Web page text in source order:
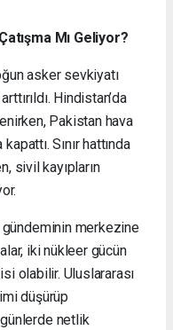
Mı Geliyor?
asker sevkiyatı
Hindistan’da
Pakistan hava
Sınır hattında
sivil kayıpların
merkezine
iki nükleer gücün
olabilir. Uluslararası
düşürüp
netlik